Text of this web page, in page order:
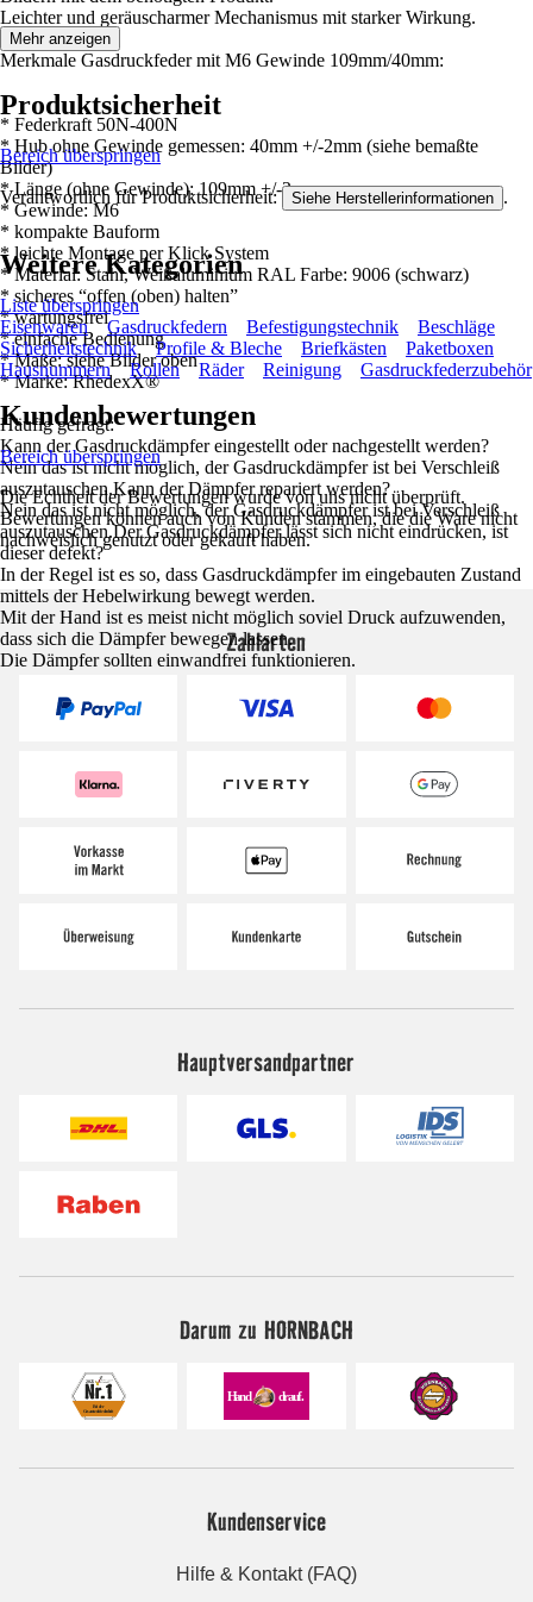
Leichter und geräuscharmer Mechanismus mit starker Wirkung.
Merkmale Gasdruckfeder mit M6 Gewinde 109mm/40mm:
* Federkraft 50N-400N
* Hub ohne Gewinde gemessen: 40mm +/-2mm (siehe bemaßte
Bilder)
* Länge (ohne Gewinde): 109mm +/-2mm
* Gewinde: M6
* kompakte Bauform
* leichte Montage per Klick System
* Material: Stahl, Weißaluminium RAL Farbe: 9006 (schwarz)
* sicheres “offen (oben) halten”
* wartungsfrei
* einfache Bedienung
* Maße: siehe Bilder oben
* Marke: RhedexX®
Häufig gefragt:
Kann der Gasdruckdämpfer eingestellt oder nachgestellt werden?
Nein das ist nicht möglich, der Gasdruckdämpfer ist bei Verschleiß
auszutauschen.Kann der Dämpfer repariert werden?
Nein das ist nicht möglich, der Gasdruckdämpfer ist bei Verschleiß
auszutauschen.Der Gasdruckdämpfer lässt sich nicht eindrücken, ist
dieser defekt?
In der Regel ist es so, dass Gasdruckdämpfer im eingebauten Zustand
mittels der Hebelwirkung bewegt werden.
Mit der Hand ist es meist nicht möglich soviel Druck aufzuwenden,
dass sich die Dämpfer bewegen lassen.
Die Dämpfer sollten einwandfrei funktionieren.
Mehr anzeigen
Produktsicherheit
Bereich überspringen
Verantwortlich für Produktsicherheit: Siehe Herstellerinformationen .
Weitere Kategorien
Liste überspringen
Eisenwaren
Gasdruckfedern Befestigungstechnik
Beschläge
Sicherheitstechnik
Profile & Bleche Briefkästen
Paketboxen
Hausnummern
Rollen Räder Reinigung Gasdruckfederzubehör
Kundenbewertungen
Bereich überspringen
Die Echtheit der Bewertungen wurde von uns nicht überprüft.
Bewertungen können auch von Kunden stammen, die die Ware nicht
nachweislich genutzt oder gekauft haben.
Zahlarten
Hauptversandpartner
Darum zu HORNBACH
Kundenservice
Hilfe & Kontakt (FAQ)